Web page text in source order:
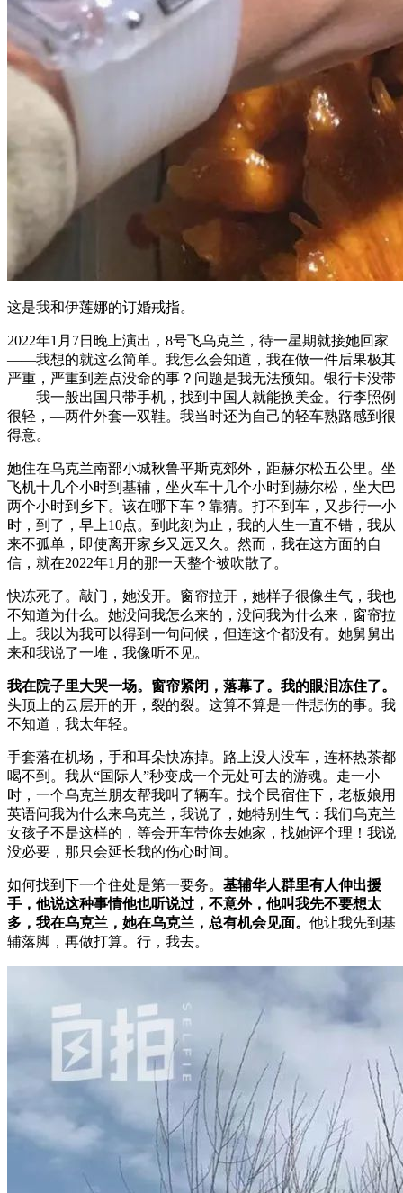
这是我和伊莲娜的订婚戒指。
2022年1月7日晚上演出，8号飞乌克兰，待一星期就接她回家
——我想的就这么简单。我怎么会知道，我在做一件后果极其
严重，严重到差点没命的事？问题是我无法预知。银行卡没带
——我一般出国只带手机，找到中国人就能换美金。行李照例
很轻，—两件外套一双鞋。我当时还为自己的轻车熟路感到很
得意。
她住在乌克兰南部小城秋鲁平斯克郊外，距赫尔松五公里。坐
飞机十几个小时到基辅，坐火车十几个小时到赫尔松，坐大巴
两个小时到乡下。该在哪下车？靠猜。打不到车，又步行一小
时，到了，早上10点。到此刻为止，我的人生一直不错，我从
来不孤单，即使离开家乡又远又久。然而，我在这方面的自
信，就在2022年1月的那一天整个被吹散了。
快冻死了。敲门，她没开。窗帘拉开，她样子很像生气，我也
不知道为什么。她没问我怎么来的，没问我为什么来，窗帘拉
上。我以为我可以得到一句问候，但连这个都没有。她舅舅出
来和我说了一堆，我像听不见。
我在院子里大哭一场。窗帘紧闭，落幕了。我的眼泪冻住了。
头顶上的云层开的开，裂的裂。这算不算是一件悲伤的事。我
不知道，我太年轻。
手套落在机场，手和耳朵快冻掉。路上没人没车，连杯热茶都
喝不到。我从“国际人”秒变成一个无处可去的游魂。走一小
时，一个乌克兰朋友帮我叫了辆车。找个民宿住下，老板娘用
英语问我为什么来乌克兰，我说了，她特别生气：我们乌克兰
女孩子不是这样的，等会开车带你去她家，找她评个理！我说
没必要，那只会延长我的伤心时间。
如何找到下一个住处是第一要务。 基辅华人群里有人伸出援
手，他说这种事情他也听说过，不意外，他叫我先不要想太
多，我在乌克兰，她在乌克兰，总有机会见面。 他让我先到基
辅落脚，再做打算。行，我去。